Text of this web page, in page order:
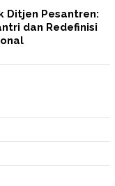
Ditjen Pesantren:
dan Redefinisi